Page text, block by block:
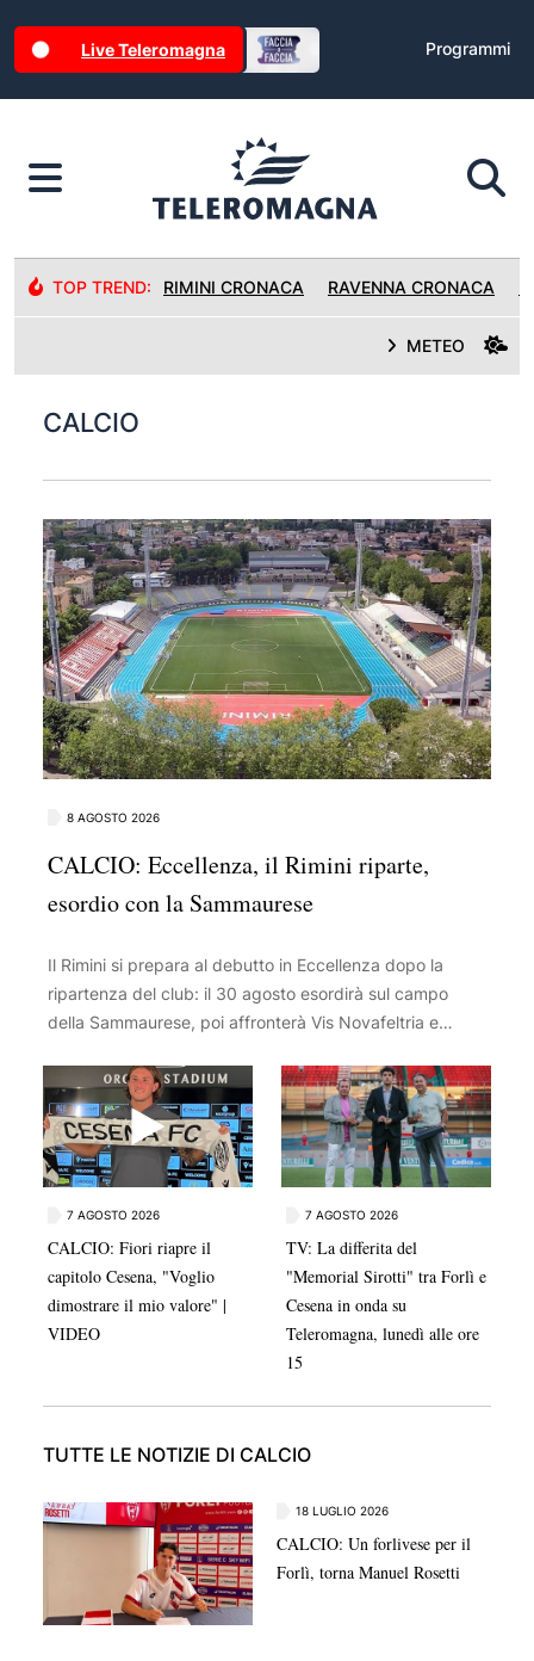
Live Teleromagna Programmi
TOP TREND: RIMINI CRONACA RAVENNA CRONACA
METEO
CALCIO
8 AGOSTO 2026
CALCIO: Eccellenza, il Rimini riparte,
esordio con la Sammaurese
Il Rimini si prepara al debutto in Eccellenza dopo la
ripartenza del club: il 30 agosto esordirà sul campo
della Sammaurese, poi affronterà Vis Novafeltria e
squadra di Gadda scenderà in campo per la prima
amichevole della nuova stagione.
7 AGOSTO 2026
CALCIO: Fiori riapre il
capitolo Cesena, "Voglio
dimostrare il mio valore" |
VIDEO
7 AGOSTO 2026
TV: La differita del
"Memorial Sirotti" tra Forlì e
Cesena in onda su
Teleromagna, lunedì alle ore
15
TUTTE LE NOTIZIE DI CALCIO
18 LUGLIO 2026
CALCIO: Un forlivese per il
Forlì, torna Manuel Rosetti